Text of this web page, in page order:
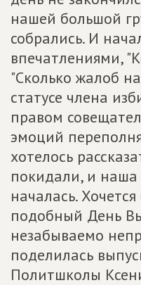
нашей большой
собрались. И
впечатлениями,
"Сколько жалоб
статусе члена
правом
эмоций
хотелось
покидали, и
началась.
подобный День
незабываемо
поделилась
Политшколы